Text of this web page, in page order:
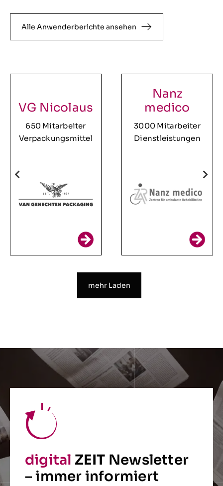
Alle Anwenderberichte ansehen
VG Nicolaus
650 Mitarbeiter
Verpackungsmittel
Nanz
medico
3000 Mitarbeiter
Dienstleistungen
mehr Laden
digital ZEIT Newsletter
– immer informiert